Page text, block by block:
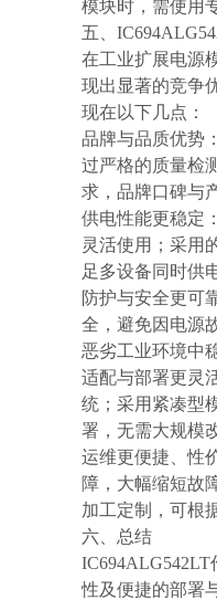
模块时，需使用
五、
在工业扩展电源
现出显著的竞争
现在以下几点：
品牌与品质优势
过严格的质量检
求，品牌口碑与
供电性能更稳定
灵活使用；采用
足多设备同时供
防护与安全更可
全，避免因电源
恶劣工业环境中
适配与部署更灵
统；采用紧凑型
署，无需大规模
运维更便捷、性
障，大幅缩短故
加工定制，可根
六、总结
性及便捷的部署